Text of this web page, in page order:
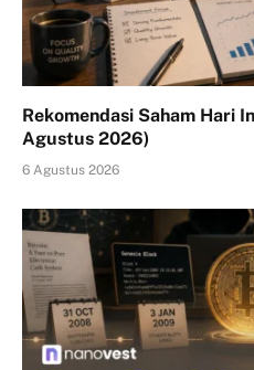
Rekomendasi Saham Hari
Agustus 2026)
6 Agustus 2026